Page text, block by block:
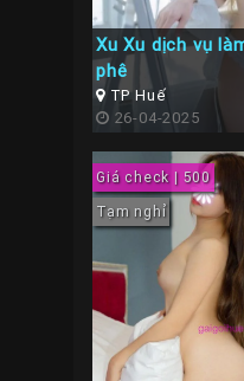
Xu Xu dịch vụ
phê
TP Huế
26-04-2025
Giá check | 500
Tạm nghỉ